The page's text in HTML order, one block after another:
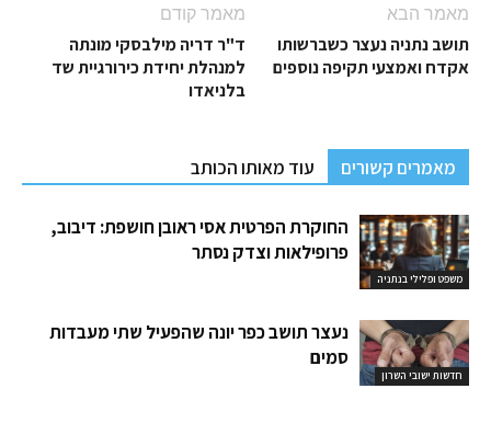
מאמר קודם
ד"ר דריה מילבסקי מונתה
למנהלת יחידת כירורגיית שד
בלניאדו
מאמר הבא
תושב נתניה נעצר כשברשותו
אקדח ואמצעי תקיפה נוספים
מאמרים קשורים עוד מאותו הכותב
משפט ופלילי בנתניה
החוקרת הפרטית אסי ראובן חושפת: דיבוב,
פרופילאות וצדק נסתר
חדשות ישובי השרון
נעצר תושב כפר יונה שהפעיל שתי מעבדות
סמים